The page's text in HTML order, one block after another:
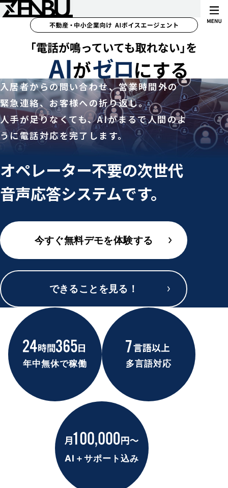
入居者からの問い合わせ、営業時間外の
緊急連絡、お客様への折り返し。
人手が足りなくても、AIがまるで人間のよ
うに電話対応を完了します。
オペレーター不要の次世代
音声応答システムです。
今すぐ無料デモを体験する
できることを見る！
年中無休で稼働 多言語対応
AI＋サポート込み